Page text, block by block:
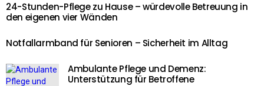
24-Stunden-Pflege zu Hause – würdevolle Betreuung in
den eigenen vier Wänden
Notfallarmband für Senioren – Sicherheit im Alltag
Ambulante Pflege und Demenz:
Unterstützung für Betroffene